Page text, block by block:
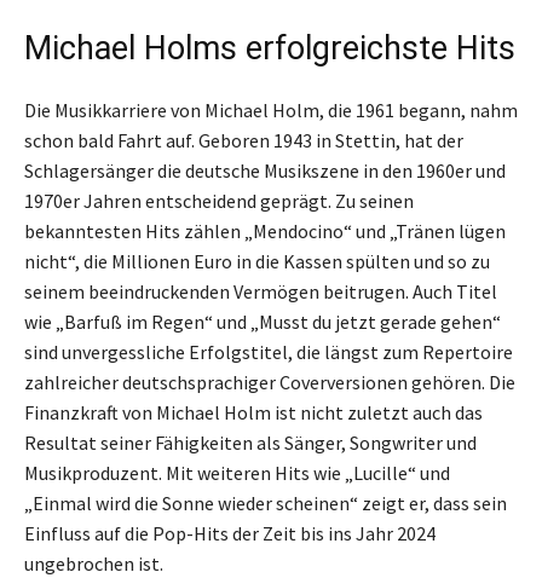
Michael Holms erfolgreichste Hits
Die Musikkarriere von Michael Holm, die 1961 begann, nahm
schon bald Fahrt auf. Geboren 1943 in Stettin, hat der
Schlagersänger die deutsche Musikszene in den 1960er und
1970er Jahren entscheidend geprägt. Zu seinen
bekanntesten Hits zählen „Mendocino“ und „Tränen lügen
nicht“, die Millionen Euro in die Kassen spülten und so zu
seinem beeindruckenden Vermögen beitrugen. Auch Titel
wie „Barfuß im Regen“ und „Musst du jetzt gerade gehen“
sind unvergessliche Erfolgstitel, die längst zum Repertoire
zahlreicher deutschsprachiger Coverversionen gehören. Die
Finanzkraft von Michael Holm ist nicht zuletzt auch das
Resultat seiner Fähigkeiten als Sänger, Songwriter und
Musikproduzent. Mit weiteren Hits wie „Lucille“ und
„Einmal wird die Sonne wieder scheinen“ zeigt er, dass sein
Einfluss auf die Pop-Hits der Zeit bis ins Jahr 2024
ungebrochen ist.